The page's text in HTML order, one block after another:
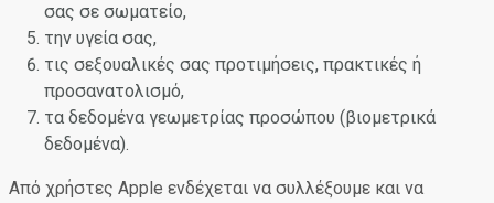
σας σε σωματείο,
την υγεία σας,
τις σεξουαλικές σας προτιμήσεις, πρακτικές ή
προσανατολισμό,
τα δεδομένα γεωμετρίας προσώπου (βιομετρικά
δεδομένα).
Από χρήστες Apple ενδέχεται να συλλέξουμε και να